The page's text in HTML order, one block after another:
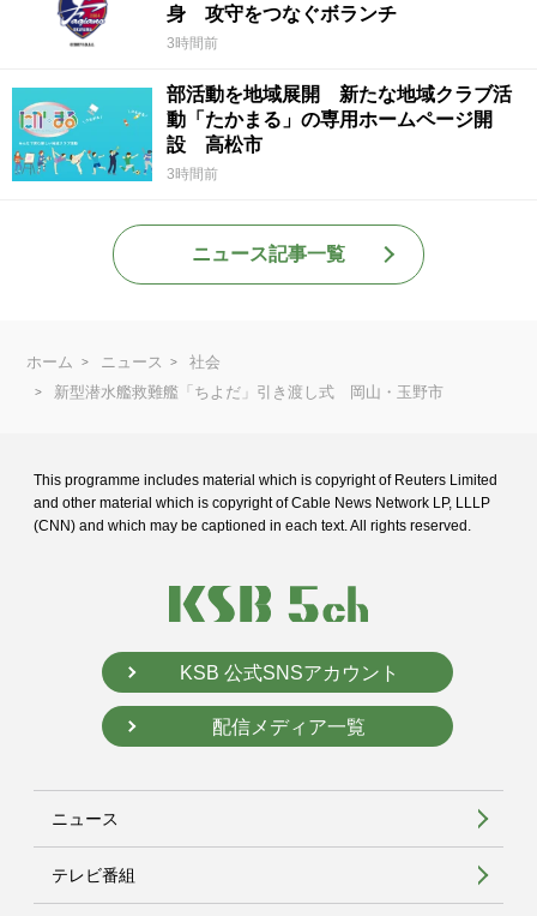
身 攻守をつなぐボランチ
3時間前
部活動を地域展開 新たな地域クラブ活
動「たかまる」の専用ホームページ開
設 高松市
3時間前
ニュース記事一覧
ホーム ニュース
社会
新型潜水艦救難艦「ちよだ」引き渡し式 岡山・玉野市
This programme includes material which is copyright of Reuters Limited
and other material which is copyright of Cable News Network LP, LLLP
(CNN) and which may be captioned in each text. All rights reserved.
KSB 公式SNSアカウント
配信メディア一覧
ニュース
テレビ番組